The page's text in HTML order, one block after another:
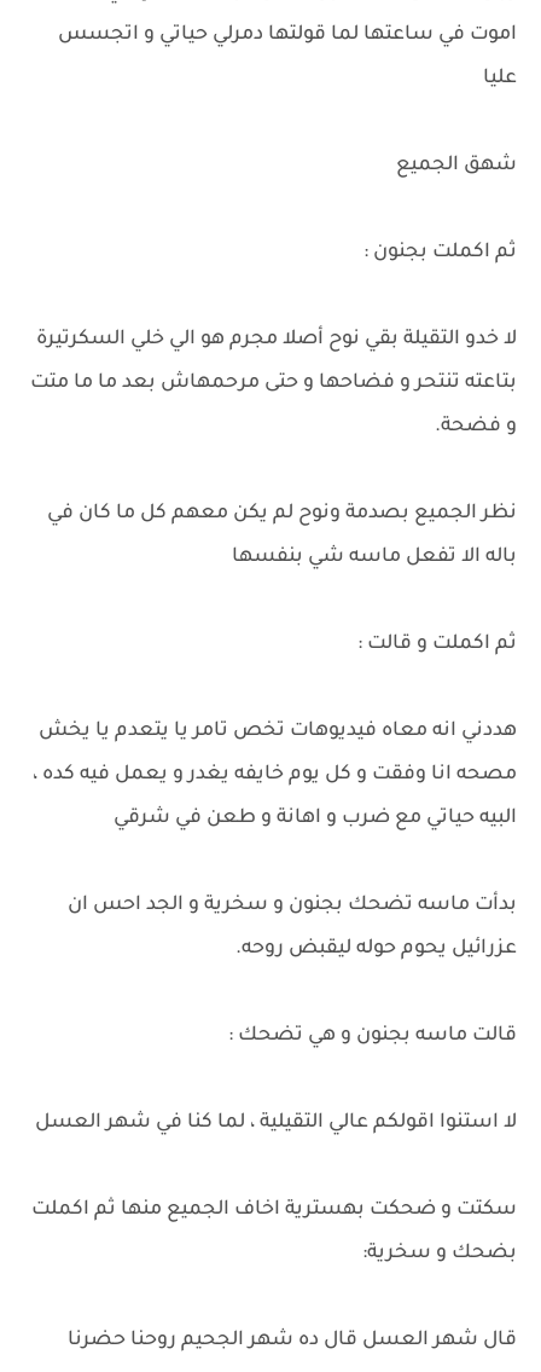
اموت في ساعتها لما قولتها دمرلي حياتي و اتجسس
عليا
شهق الجميع
ثم اكملت بجنون :
لا خدو التقيلة بقي نوح أصلا مجرم هو الي خلي السكرتيرة
بتاعته تنتحر و فضاحها و حتى مرحمهاش بعد ما ما متت
و فضحة.
نظر الجميع بصدمة ونوح لم يكن معهم كل ما كان في
باله الا تفعل ماسه شي بنفسها
ثم اكملت و قالت :
هددني انه معاه فيديوهات تخص تامر يا يتعدم يا يخش
مصحه انا وفقت و كل يوم خايفه يغدر و يعمل فيه كده ،
البيه حياتي مع ضرب و اهانة و طعن في شرقي
بدأت ماسه تضحك بجنون و سخرية و الجد احس ان
عزرائيل يحوم حوله ليقبض روحه.
قالت ماسه بجنون و هي تضحك :
لا استنوا اقولكم عالي التقيلية ، لما كنا في شهر العسل
سكتت و ضحكت بهسترية اخاف الجميع منها ثم اكملت
بضحك و سخرية:
قال شهر العسل قال ده شهر الجحيم روحنا حضرنا